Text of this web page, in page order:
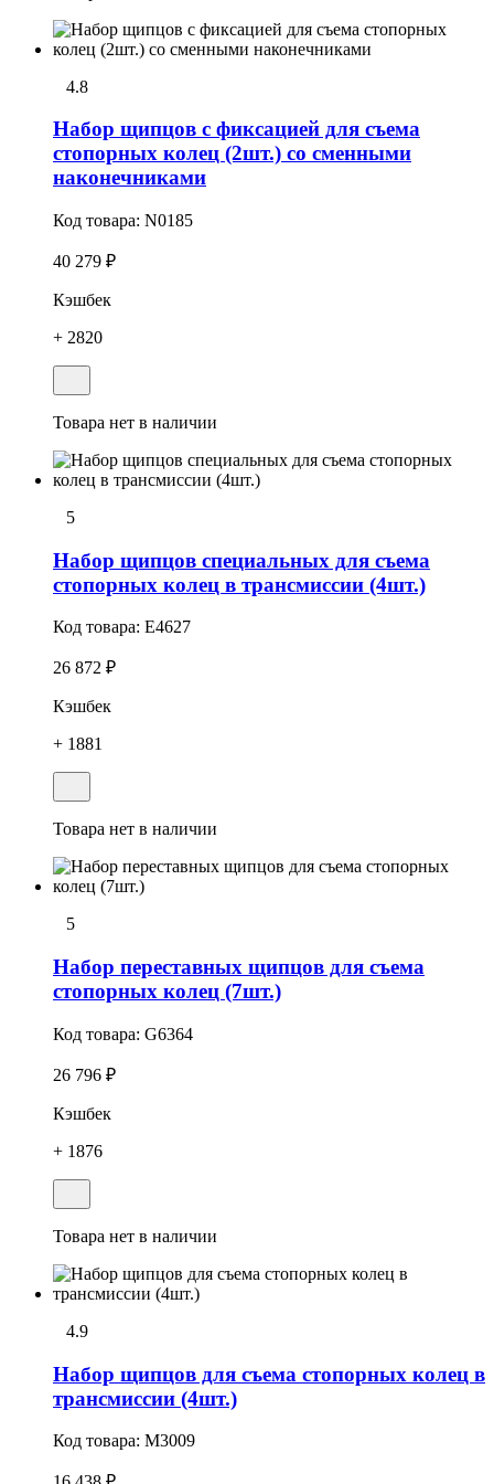
4.8
Набоp щипцов с фиксацией для съема
стопоpных колец (2шт.) со сменными
наконечниками
Код товара: N0185
40 279 ₽
Кэшбек
+ 2820
Товара нет в наличии
5
Набоp щипцов специальных для съема
стопоpных колец в трансмиссии (4шт.)
Код товара: E4627
26 872 ₽
Кэшбек
+ 1881
Товара нет в наличии
5
Набоp переставных щипцов для съема
стопоpных колец (7шт.)
Код товара: G6364
26 796 ₽
Кэшбек
+ 1876
Товара нет в наличии
4.9
Набоp щипцов для съема стопоpных колец в
трансмиссии (4шт.)
Код товара: M3009